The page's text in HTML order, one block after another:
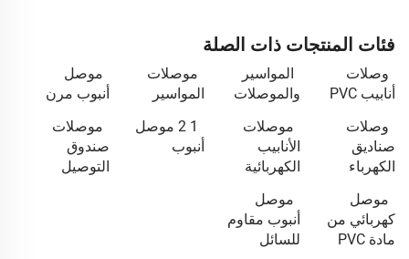
فئات المنتجات ذات الصلة
وصلات
أنابيب PVC
المواسير
والموصلات
موصلات
المواسير
موصل
أنبوب مرن
وصلات
صناديق
الكهرباء
موصلات
الأنابيب
الكهربائية
1 2 موصل
أنبوب
موصلات
صندوق
التوصيل
موصل
كهربائي من
مادة PVC
موصل
أنبوب مقاوم
للسائل